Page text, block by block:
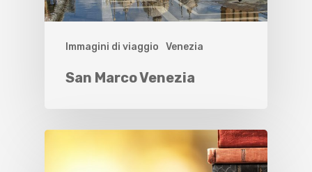
Immagini di viaggio Venezia
San Marco Venezia